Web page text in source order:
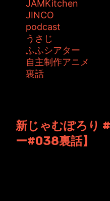
JAMKitchen
JINCO
podcast
うさじ
ふふシアター
自主制作アニメ
裏話
新じゃむぽろり
ー#038裏話】